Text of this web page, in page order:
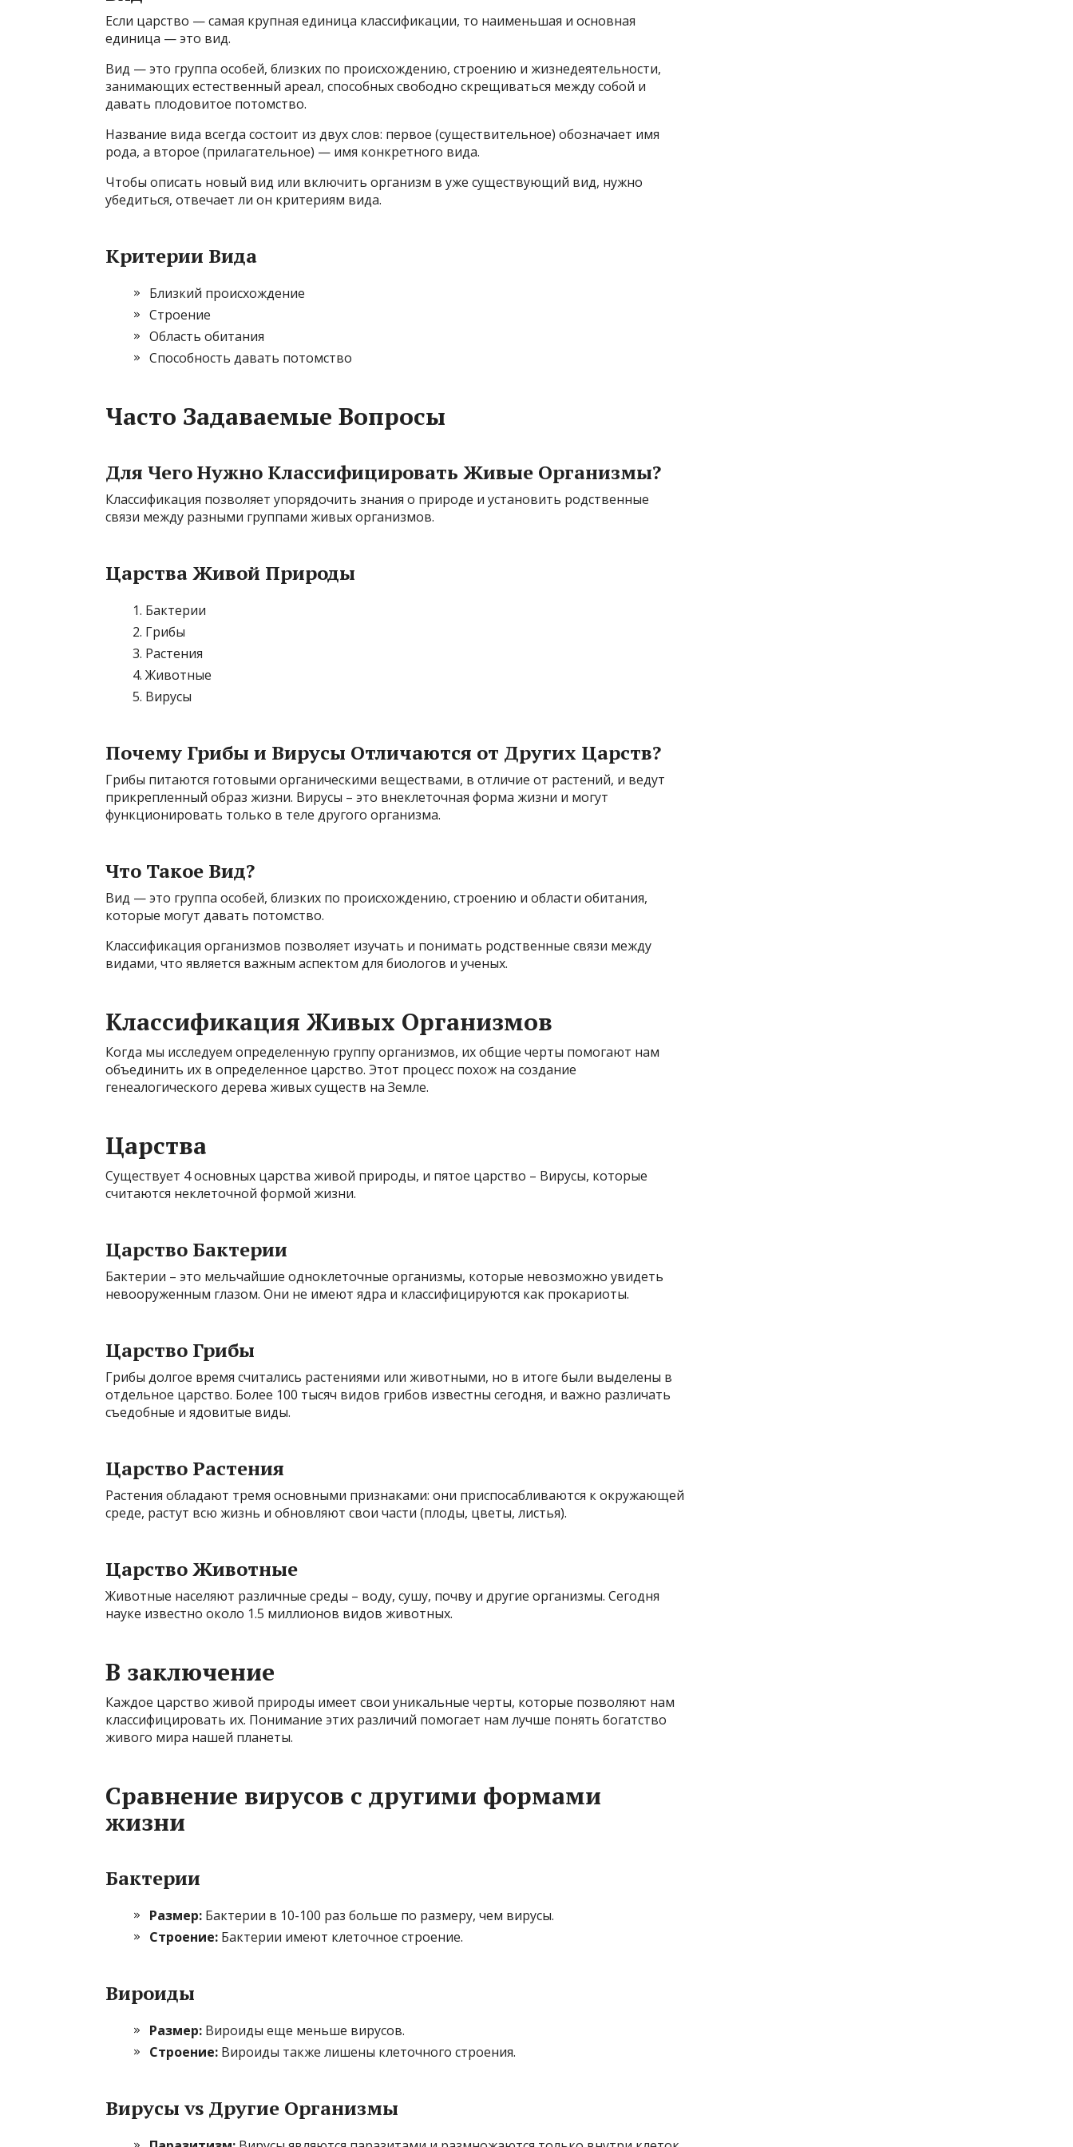
Если царство — самая крупная единица классификации, то наименьшая и основная
единица — это вид.
Вид — это группа особей, близких по происхождению, строению и жизнедеятельности,
занимающих естественный ареал, способных свободно скрещиваться между собой и
давать плодовитое потомство.
Название вида всегда состоит из двух слов: первое (существительное) обозначает имя
рода, а второе (прилагательное) — имя конкретного вида.
Чтобы описать новый вид или включить организм в уже существующий вид, нужно
убедиться, отвечает ли он критериям вида.
Критерии Вида
Близкий происхождение
Строение
Область обитания
Способность давать потомство
Часто Задаваемые Вопросы
Для Чего Нужно Классифицировать Живые Организмы?
Классификация позволяет упорядочить знания о природе и установить родственные
связи между разными группами живых организмов.
Царства Живой Природы
Бактерии
Грибы
Растения
Животные
Вирусы
Почему Грибы и Вирусы Отличаются от Других Царств?
Грибы питаются готовыми органическими веществами, в отличие от растений, и ведут
прикрепленный образ жизни. Вирусы – это внеклеточная форма жизни и могут
функционировать только в теле другого организма.
Что Такое Вид?
Вид — это группа особей, близких по происхождению, строению и области обитания,
которые могут давать потомство.
Классификация организмов позволяет изучать и понимать родственные связи между
видами, что является важным аспектом для биологов и ученых.
Классификация Живых Организмов
Когда мы исследуем определенную группу организмов, их общие черты помогают нам
объединить их в определенное царство. Этот процесс похож на создание
генеалогического дерева живых существ на Земле.
Царства
Существует 4 основных царства живой природы, и пятое царство – Вирусы, которые
считаются неклеточной формой жизни.
Царство Бактерии
Бактерии – это мельчайшие одноклеточные организмы, которые невозможно увидеть
невооруженным глазом. Они не имеют ядра и классифицируются как прокариоты.
Царство Грибы
Грибы долгое время считались растениями или животными, но в итоге были выделены в
отдельное царство. Более 100 тысяч видов грибов известны сегодня, и важно различать
съедобные и ядовитые виды.
Царство Растения
Растения обладают тремя основными признаками: они приспосабливаются к окружающей
среде, растут всю жизнь и обновляют свои части (плоды, цветы, листья).
Царство Животные
Животные населяют различные среды – воду, сушу, почву и другие организмы. Сегодня
науке известно около 1.5 миллионов видов животных.
В заключение
Каждое царство живой природы имеет свои уникальные черты, которые позволяют нам
классифицировать их. Понимание этих различий помогает нам лучше понять богатство
живого мира нашей планеты.
Сравнение вирусов с другими формами
жизни
Бактерии
Размер: Бактерии в 10-100 раз больше по размеру, чем вирусы.
Строение: Бактерии имеют клеточное строение.
Вироиды
Размер: Вироиды еще меньше вирусов.
Строение: Вироиды также лишены клеточного строения.
Вирусы vs Другие Организмы